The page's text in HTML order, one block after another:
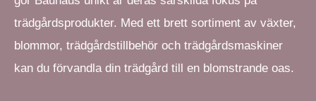
trädgårdsprodukter. Med ett brett sortiment av växter,
blommor, trädgårdstillbehör och trädgårdsmaskiner
kan du förvandla din trädgård till en blomstrande oas.